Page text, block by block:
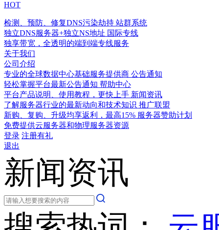
HOT
检测、预防、修复DNS污染劫持 站群系统
独立DNS服务器+独立NS地址 国际专线
独享带宽，全透明的端到端专线服务
关于我们
公司介绍
专业的全球数据中心基础服务提供商 公告通知
轻松掌握平台最新公告通知 帮助中心
平台产品说明、使用教程，更快上手 新闻资讯
了解服务器行业的最新动向和技术知识 推广联盟
新购、复购、升级均享返利，最高15% 服务器赞助计划
免费提供云服务器和物理服务器资源
登录 注册有礼
退出
新闻资讯